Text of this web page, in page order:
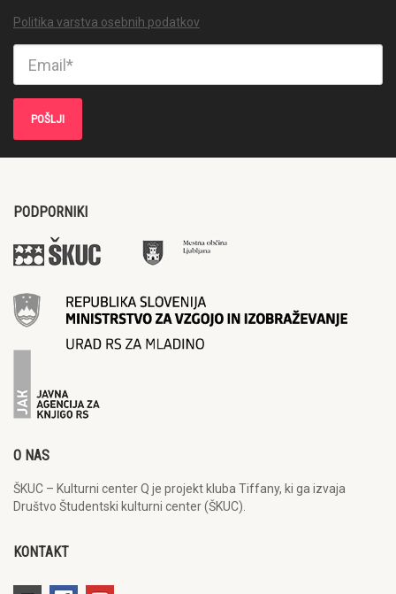
Politika varstva osebnih podatkov
PODPORNIKI
O NAS
ŠKUC – Kulturni center Q je projekt kluba Tiffany, ki ga izvaja
Društvo Študentski kulturni center (ŠKUC).
KONTAKT